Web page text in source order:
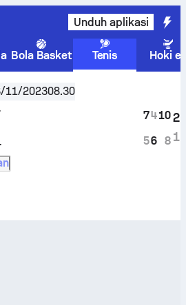
Unduh aplikasi
Bola Basket Tenis
Hoki es
W-ITF-GRE-07A
11/202308.30
7
5
4
6
10
8
2
1